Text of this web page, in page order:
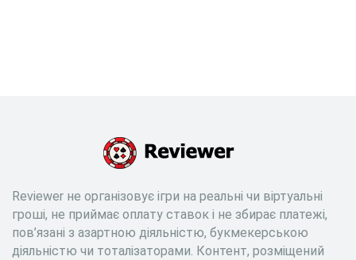
Reviewer не організовує ігри на реальні чи віртуальні
гроші, не приймає оплату ставок і не збирає платежі,
пов’язані з азартною діяльністю, букмекерською
діяльністю чи тоталізаторами. Контент, розміщений